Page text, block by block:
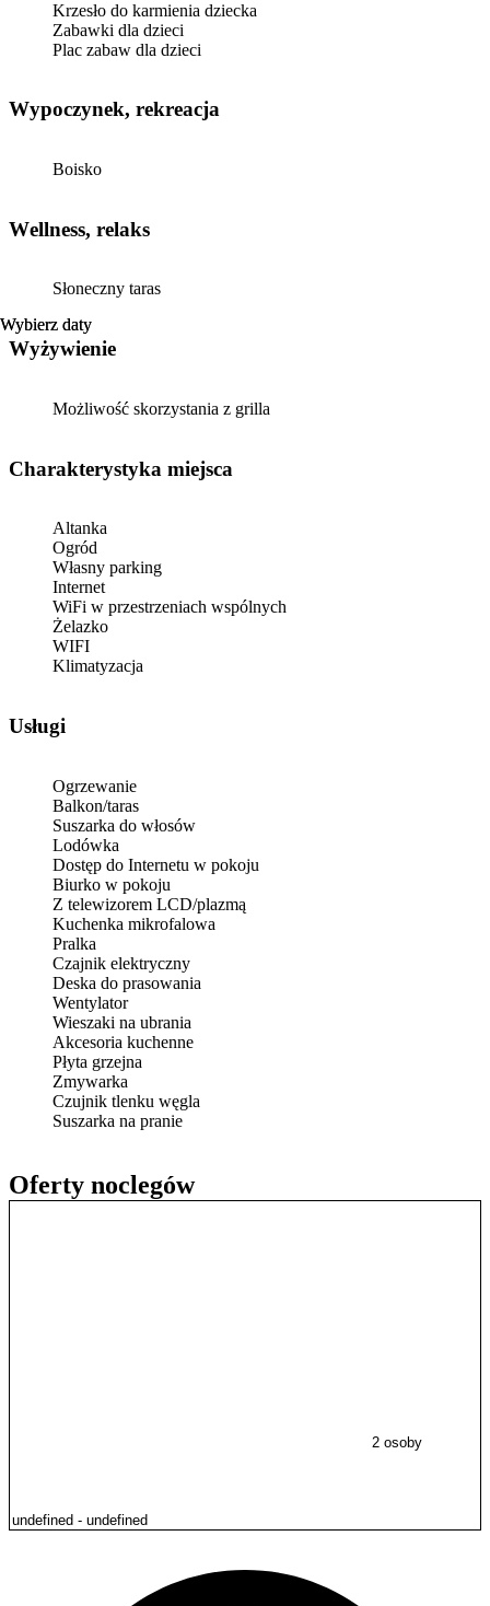
Wybierz daty
Oferty noclegów
Wybierz daty
2 osoby
Krzesło do karmienia dziecka
Zabawki dla dzieci
Plac zabaw dla dzieci
Wypoczynek, rekreacja
Boisko
Wellness, relaks
Słoneczny taras
Wyżywienie
Możliwość skorzystania z grilla
Charakterystyka miejsca
Altanka
Ogród
Własny parking
Internet
WiFi w przestrzeniach wspólnych
Żelazko
WIFI
Klimatyzacja
Usługi
Ogrzewanie
Balkon/taras
Suszarka do włosów
Lodówka
Dostęp do Internetu w pokoju
Biurko w pokoju
Z telewizorem LCD/plazmą
Kuchenka mikrofalowa
Pralka
Czajnik elektryczny
Deska do prasowania
Wentylator
Wieszaki na ubrania
Akcesoria kuchenne
Płyta grzejna
Zmywarka
Czujnik tlenku węgla
Suszarka na pranie